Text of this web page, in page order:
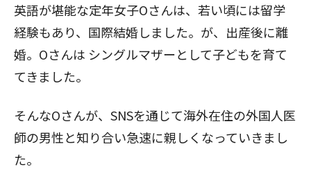
英語が堪能な定年女子Oさんは、若い頃には留学
経験もあり、国際結婚しました。が、出産後に離
婚。Oさんは シングルマザーとして子どもを育て
てきました。
そんなOさんが、SNSを通じて海外在住の外国人医
師の男性と知り合い急速に親しくなっていきまし
た。